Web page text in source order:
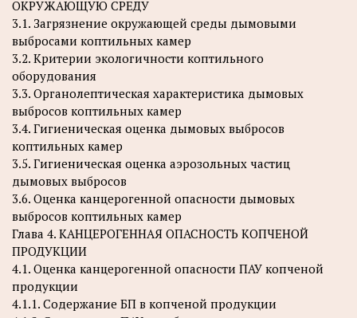
ОКРУЖАЮЩУЮ СРЕДУ
3.1. Загрязнение окружающей среды дымовыми
выбросами коптильных камер
3.2. Критерии экологичности коптильного
оборудования
3.3. Органолептическая характеристика дымовых
выбросов коптильных камер
3.4. Гигиеническая оценка дымовых выбросов
коптильных камер
3.5. Гигиеническая оценка аэрозольных частиц
дымовых выбросов
3.6. Оценка канцерогенной опасности дымовых
выбросов коптильных камер
Глава 4. КАНЦЕРОГЕННАЯ ОПАСНОСТЬ КОПЧЕНОЙ
ПРОДУКЦИИ
4.1. Оценка канцерогенной опасности ПАУ копченой
продукции
4.1.1. Содержание БП в копченой продукции